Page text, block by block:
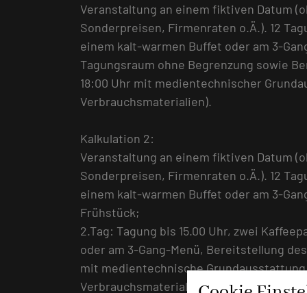
Veranstaltung an einem fiktiven Datum
Sonderpreisen, Firmenraten o.Ä.). 12
einem kalt-warmen Buffet oder am 3-
Tagungsraum ohne Begrenzung sowie
18:00 Uhr mit medientechnischer
Verbrauchsmaterialien).
Kalkulation 2:
Veranstaltung an einem fiktiven Datum
Sonderpreisen, Firmenraten o.Ä.). 12
einem kalt-warmen Buffet oder am 3-
Frühstück;
2.Tag: Tagung bis 15.00 Uhr, zwei
oder am 3-Gang-Menü, Bereitstellung
mit medientechnische
Verbrauchsmaterialien).